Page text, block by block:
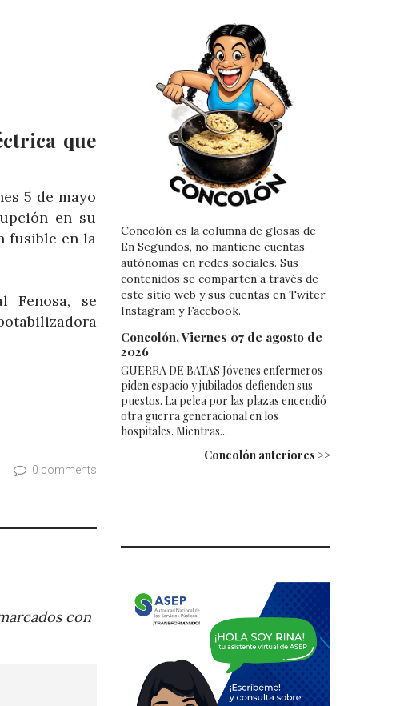
que
5 de mayo
en su
fusible en la
Fenosa, se
0 comments
con
Concolón es la columna de glosas de
En Segundos, no mantiene cuentas
autónomas en redes sociales. Sus
contenidos se comparten a través de
este sitio web y sus cuentas en Twiter,
Instagram y Facebook.
Concolón, Viernes 07 de agosto de
2026
GUERRA DE BATAS Jóvenes enfermeros
piden espacio y jubilados defienden sus
puestos. La pelea por las plazas encendió
otra guerra generacional en los
hospitales. Mientras...
Concolón anteriores >>